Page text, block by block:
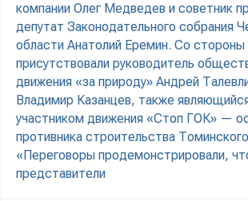
компании Олег Медведев и советник
депутат Законодательного собрания
области Анатолий Еремин. Со
присутствовали руководитель
движения «за природу» Андрей
Владимир Казанцев, также
участником движения «Стоп ГОК» —
противника строительства
«Переговоры продемонстрировали,
представители